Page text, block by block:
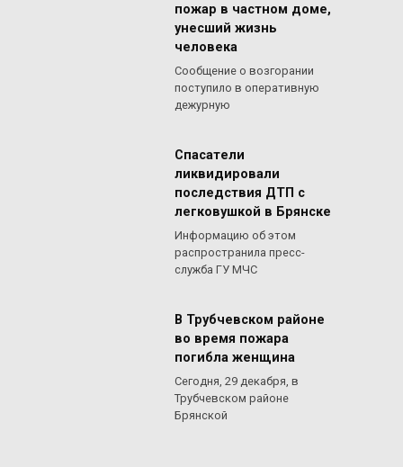
пожар в частном доме,
унесший жизнь
человека
Сообщение о возгорании
поступило в оперативную
дежурную
Спасатели
ликвидировали
последствия ДТП с
легковушкой в Брянске
Информацию об этом
распространила пресс-
служба ГУ МЧС
В Трубчевском районе
во время пожара
погибла женщина
Сегодня, 29 декабря, в
Трубчевском районе
Брянской